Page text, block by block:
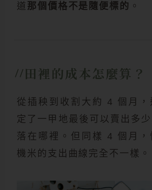
道那個價格不是隨便標的 。
田裡的成本怎麼算？
從插秧到收割大約 4 個月，
定了一甲地最後可以賣出多
落在哪裡。但同樣 4 個月，
機米的支出曲線完全不一樣。